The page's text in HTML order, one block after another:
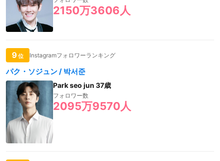
2150万3606人
9 位 Instagramフォロワーランキング
パク・ソジュン / 박서준
Park seo jun 37歳
フォロワー数
2095万9570人